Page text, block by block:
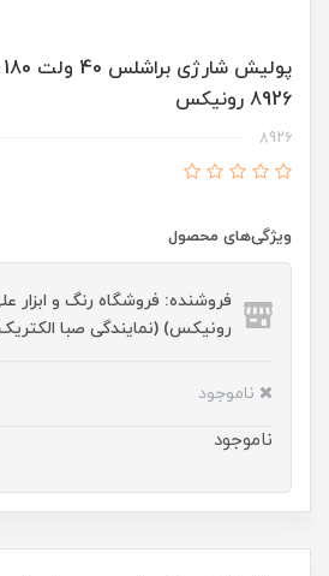
8926 رونیکس
8926
ویژگی‌های محصول
فروشنده: فروشگاه رنگ و ابزار
رونیکس) (نمایندگی صبا
ناموجود
ناموجود